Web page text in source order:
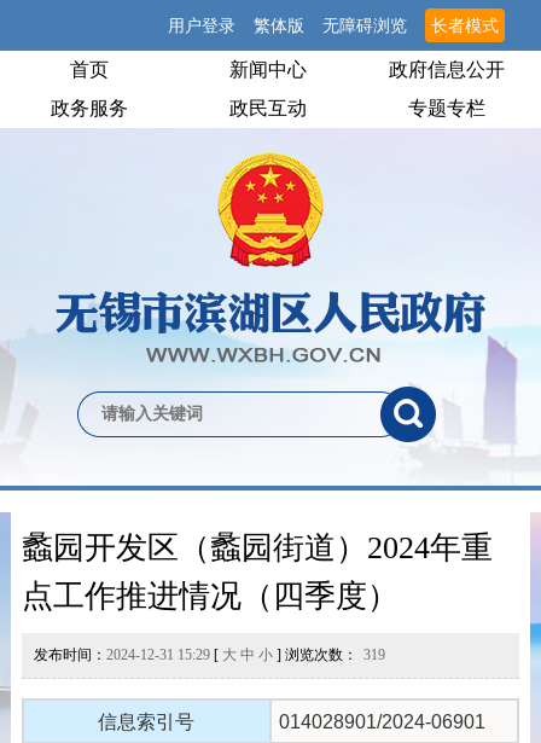
用户登录 繁体版 无障碍浏览 长者模式
首页 新闻中心
政府信息公开
政务服务
政民互动 专题专栏
蠡园开发区（蠡园街道）2024年重
点工作推进情况（四季度）
发布时间： 2024-12-31 15:29[ 大 中 小] 浏览次数： 319
信息索引号 014028901/2024-06901